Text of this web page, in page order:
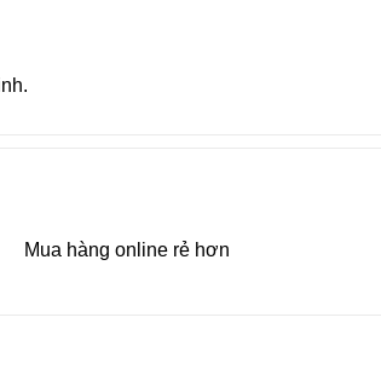
Mua hàng online rẻ hơn